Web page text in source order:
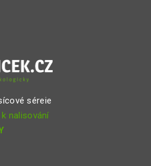
séreie
nalisování